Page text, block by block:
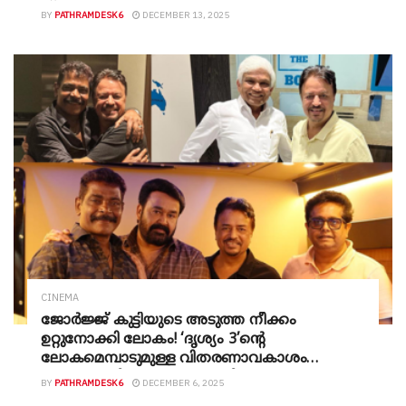
ന്
BY PATHRAMDESK6 DECEMBER 13, 2025
CINEMA
ജോർജ്ജ് കുട്ടിയുടെ അടുത്ത നീക്കം
ഉറ്റുനോക്കി ലോകം! ‘ദൃശ്യം 3’ന്‍റെ
ലോകമെമ്പാടുമുള്ള വിതരണാവകാശം
സ്വന്തമാക്കി പനോരമ സ്റ്റുഡിയോസും പെൻ
BY PATHRAMDESK6 DECEMBER 6, 2025